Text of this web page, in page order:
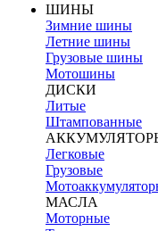
ШИНЫ
Зимние шины
Летние шины
Грузовые шины
Мотошины
ДИСКИ
Литые
Штампованные
Легковые
Грузовые
МАСЛА
Моторные